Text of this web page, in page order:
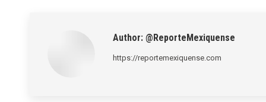
Author: @ReporteMexiquense
https://reportemexiquense.com